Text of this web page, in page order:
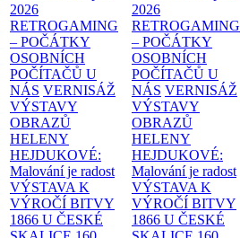
2026
RETROGAMING
– POČÁTKY
OSOBNÍCH
POČÍTAČŮ U
NÁS VERNISÁŽ
VÝSTAVY
OBRAZŮ
HELENY
HEJDUKOVÉ:
Malování je radost
VÝSTAVA K
VÝROČÍ BITVY
1866 U ČESKÉ
2026
RETROGAMING
– POČÁTKY
OSOBNÍCH
POČÍTAČŮ U
NÁS VERNISÁŽ
VÝSTAVY
OBRAZŮ
HELENY
HEJDUKOVÉ:
Malování je radost
VÝSTAVA K
VÝROČÍ BITVY
1866 U ČESKÉ